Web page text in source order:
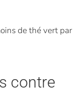
de thé vert par
contre